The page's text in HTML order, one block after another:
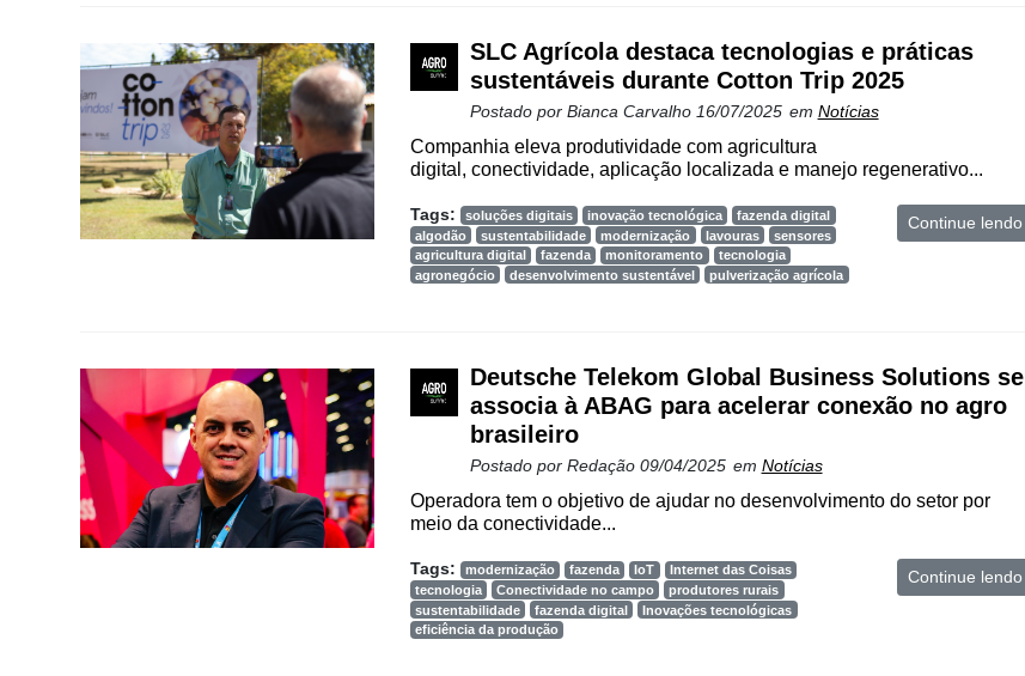
Software
Empresarial
Tecnologia
Recursos
Néctar
Tecprime
Agro
SLC Agrícola destaca tecnologias e práticas
sustentáveis durante Cotton Trip 2025
Postado por Bianca Carvalho 16/07/2025 em Notícias
Companhia eleva produtividade com agricultura
digital, conectividade, aplicação localizada e manejo regenerativo...
Tags: soluções digitais inovação tecnológica
fazenda digital
algodão
sustentabilidade modernização lavouras
sensores
agricultura digital
fazenda monitoramento
tecnologia
agronegócio
desenvolvimento sustentável pulverização agrícola
Continue lendo
Deutsche Telekom Global Business Solutions se
associa à ABAG para acelerar conexão no agro
brasileiro
Postado por Redação 09/04/2025 em Notícias
Operadora tem o objetivo de ajudar no desenvolvimento do setor por
meio da conectividade...
Tags: modernização fazenda IoT
Internet das Coisas
tecnologia
Conectividade no campo
produtores rurais
sustentabilidade
fazenda digital
Inovações tecnológicas
eficiência da produção
Continue lendo